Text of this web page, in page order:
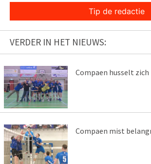
Tip de redactie
VERDER IN HET NIEUWS:
Compaen husselt zich
Compaen mist